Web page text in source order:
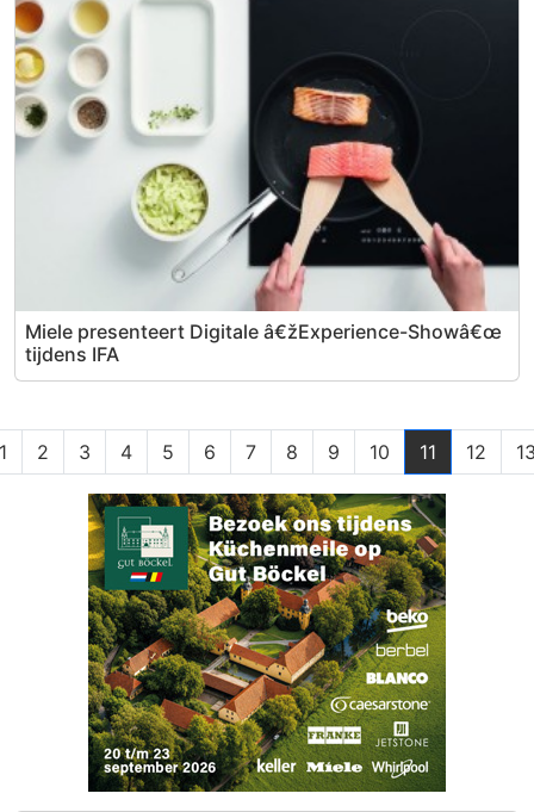
Miele presenteert Digitale â€žExperience-Showâ€œ
tijdens IFA
2 3 4 5 6 7 8 9 10 11 12